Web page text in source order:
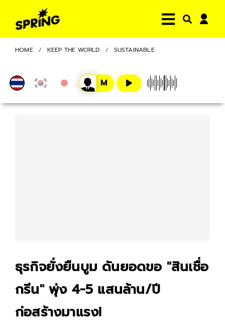
HOME KEEP THE WORLD SUSTAINABLE
ธุรกิจยั่งยืนบูม ดันยอดขอ "สินเชื่อ
กรีน" พุ่ง 4-5 แสนล้าน/ปี
ก่อสร้างมาแรง!